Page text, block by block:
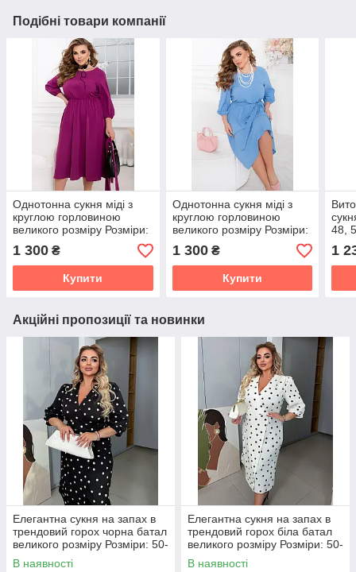
Подібні товари компанії
Однотонна сукня міді з
круглою горловиною
великого розміру Розміри:
46-48, 50-52, 54-56, 58-60,
62-64, 66-68
1 300 ₴
Купити
Однотонна сукня міді з
круглою горловиною
великого розміру Розміри:
46-48, 50-52, 54-56, 58-60,
62-64, 66-68
1 300₴
Купити
48,
1
Акційні пропозиції та новинки
Елегантна сукня на запах в
трендовий горох чорна батал
великого розміру Розміри: 50-
52, 54-56, 58-60
В наявності
Елегантна сукня на запах в
трендовий горох біла батал
великого розміру Розміри: 50-
52, 54-56, 58-60
В наявності